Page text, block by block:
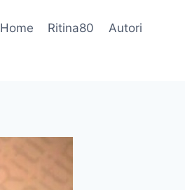
Home Ritina80 Autori